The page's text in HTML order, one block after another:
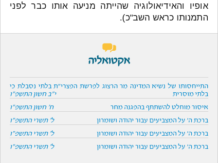
אופיו והאידיאולוגיה שהייתה מניעה אותו כבר לפני
התמנותו כראש השב"כ).
אקטואליה
התייחסותו של נשיא המדינה מר הרצוג לפרשת הפצרי"ת בלתי נסבלת כי
בלתי מוסרית
י"ב חשון התשפ"ו
איסור מוחלט להשתתף בהפגנה מחר
ח' חשון התשפ"ו
ברכת ה' על המצביעים עבור יהודה ושומרון
ל' תשרי התשפ"ו
ברכת ה' על המצביעים עבור יהודה ושומרון
ל' תשרי התשפ"ו
ברכת ה' על המצביעים עבור יהודה ושומרון
ל' תשרי התשפ"ו